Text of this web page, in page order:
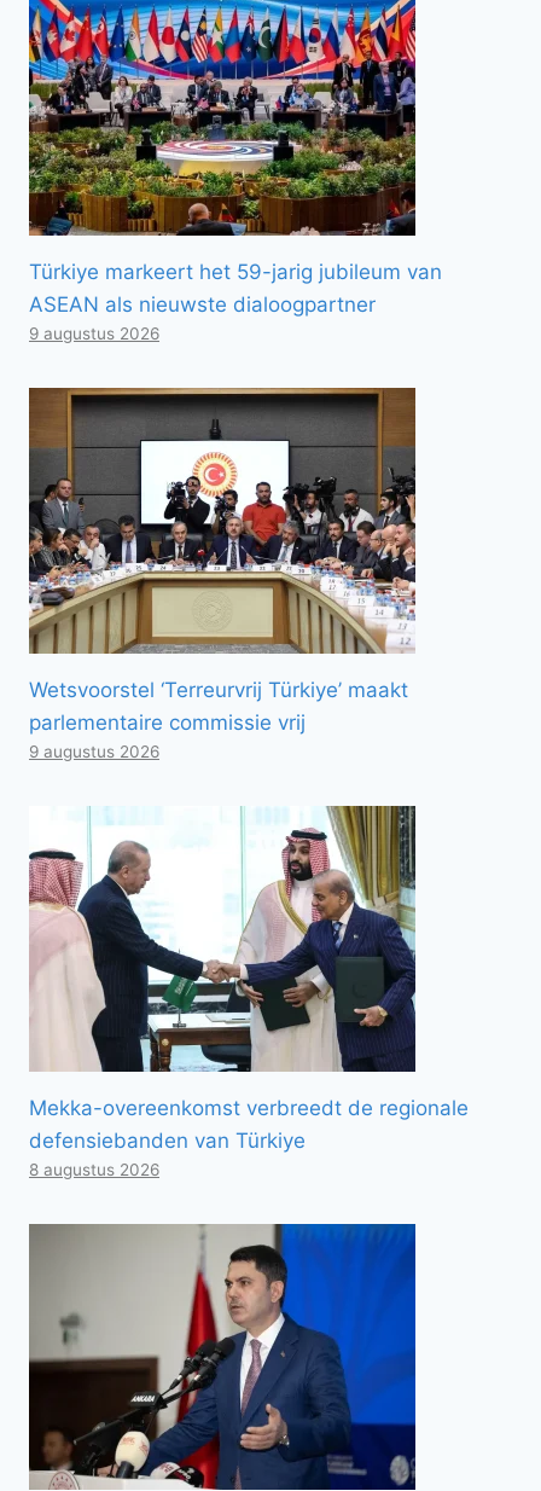
Türkiye markeert het 59-jarig jubileum van
ASEAN als nieuwste dialoogpartner
9 augustus 2026
Wetsvoorstel ‘Terreurvrij Türkiye’ maakt
parlementaire commissie vrij
9 augustus 2026
Mekka-overeenkomst verbreedt de regionale
defensiebanden van Türkiye
8 augustus 2026